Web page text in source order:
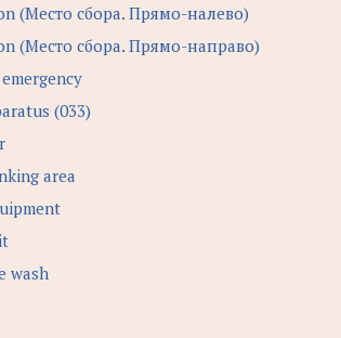
(Место сбора. Прямо-налево)
(Место сбора. Прямо-направо)
(033)
area
wash